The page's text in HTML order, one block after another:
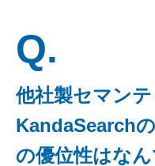
Q.
他社製セマン
KandaSearch
の優位性はな